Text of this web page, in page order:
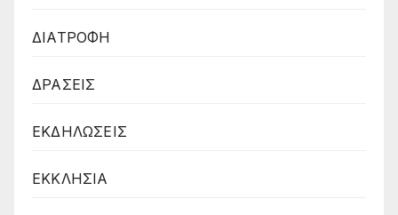
ΔΙΑΤΡΟΦΗ
ΔΡΑΣΕΙΣ
ΕΚΔΗΛΩΣΕΙΣ
ΕΚΚΛΗΣΙΑ